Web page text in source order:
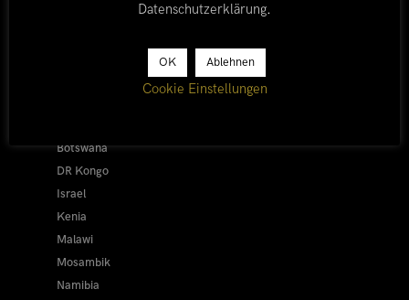
Botswana
DR Kongo
Israel
Kenia
Malawi
Mosambik
Namibia
Datenschutzerklärung.
OK Ablehnen
Cookie Einstellungen